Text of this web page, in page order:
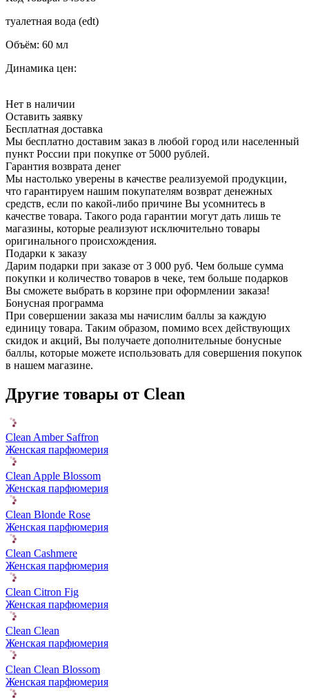
туалетная вода (edt)
Объём: 60 мл
Динамика цен:
Нет в наличии
Оставить заявку
Бесплатная доставка
Мы бесплатно доставим заказ в любой город или населенный
пункт России при покупке от 5000 рублей.
Гарантия возврата денег
Мы настолько уверены в качестве реализуемой продукции,
что гарантируем нашим покупателям возврат денежных
средств, если по какой-либо причине Вы усомнитесь в
качестве товара. Такого рода гарантии могут дать лишь те
магазины, которые реализуют исключительно товары
оригинального происхождения.
Подарки к заказу
Дарим подарки при заказе от 3 000 руб. Чем больше сумма
покупки и количество товаров в чеке, тем больше подарков
Вы сможете выбрать в корзине при оформлении заказа!
Бонусная программа
При совершении заказа мы начислим баллы за каждую
единицу товара. Таким образом, помимо всех действующих
скидок и акций, Вы получаете дополнительные бонусные
баллы, которые можете использовать для совершения покупок
в нашем магазине.
Другие товары от Clean
Clean Amber Saffron
Женская парфюмерия
Clean Apple Blossom
Женская парфюмерия
Clean Blonde Rose
Женская парфюмерия
Clean Cashmere
Женская парфюмерия
Clean Citron Fig
Женская парфюмерия
Clean Clean
Женская парфюмерия
Clean Clean Blossom
Женская парфюмерия